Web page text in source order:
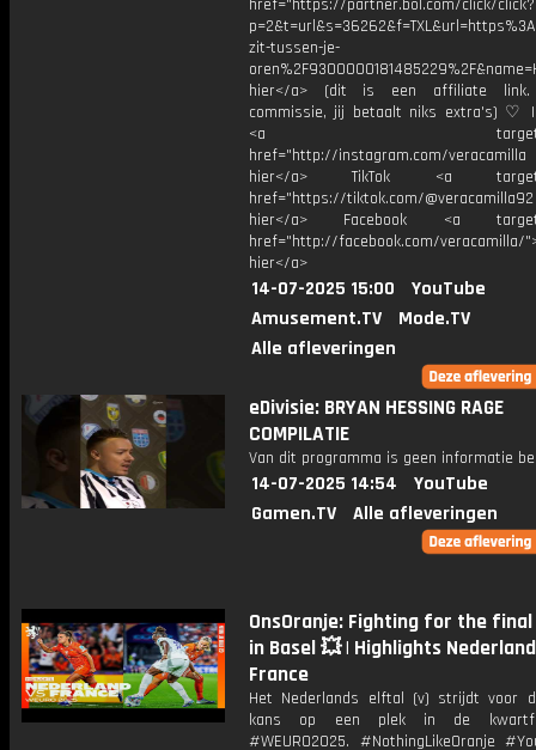
href="https://partner.bol.com/click/click?
zit-tussen-je-
hier</a> (dit is een affiliate
commissie, jij betaalt niks extra's) ♡
<a
href="http://instagram.com/
hier</a> TikTok <a
href="https://tiktok.com/
hier</a> Facebook <a
href="http://facebook.com/veracamilla/
hier</a>
14-07-2025 15:00
YouTube
Amusement.TV
Mode.TV
Alle afleveringen
eDivisie: BRYAN HESSING RAGE
COMPILATIE
Van dit programma is geen informatie
14-07-2025 14:54
YouTube
Gamen.TV
Alle afleveringen
OnsOranje: Fighting for the final
in Basel 💥 | Highlights
France
Het Nederlands elftal (v) strijdt voor
kans op een plek in de
#WEURO2025. #NothingLikeOranje